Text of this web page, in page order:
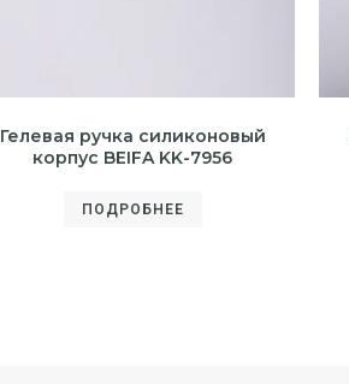
Гелевая ручка силиконовый
корпус BEIFA KK-7956
ПОДРОБНЕЕ